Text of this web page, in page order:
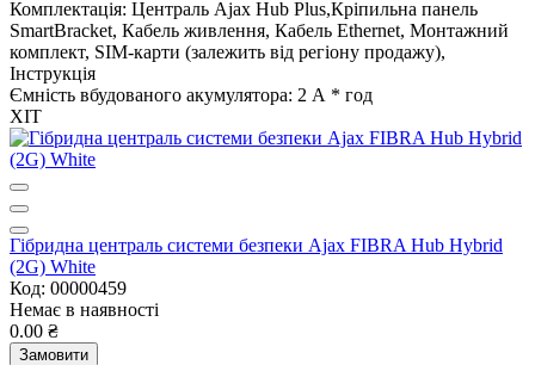
Комплектація: Централь Ajax Hub Plus,Кріпильна панель
SmartBracket, Кабель живлення, Кабель Ethernet, Монтажний
комплект, SIM-карти (залежить від регіону продажу),
Інструкція
Ємність вбудованого акумулятора: 2 А * год
ХІТ
Гібридна централь системи безпеки Ajax FIBRA Hub Hybrid
(2G) White
Код: 00000459
Немає в наявності
0.00 ₴
Замовити